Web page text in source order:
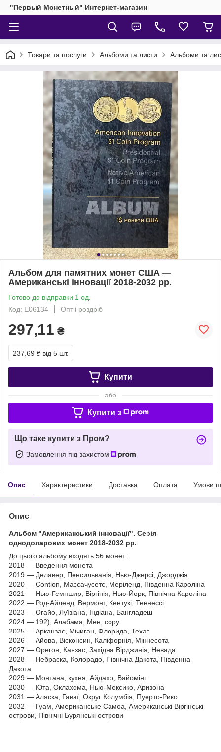
"Первый Монетный" Интернет-магазин
Товари та послуги Альбоми та листи Альбоми та
Альбом для памятних монет США —
Американські інновації 2018-2032 рр.
Готово до відправки 1 од.
Код: Е06134
Опт і роздріб
297,11 ₴
237,69 ₴ від 5 шт.
Купити
або
Купити з
Що таке купити з Пром?
Замовлення під захистом
Опис Характеристики Доставка Оплата Умови
Опис
Альбом "Американський інновації". Серія
однодоларових монет 2018-2032 рр.
До цього альбому входять 56 монет:
2018 — Введення монета
2019 — Делавер, Пенсильванія, Нью-Джерсі, Джорджія
2020 — Contion, Массачусетс, Меріленд, Південна Кароліна
2021 — Нью-Гемпшир, Віргінія, Нью-Йорк, Північна Кароліна
2022 — Род-Айленд, Вермонт, Кентукі, Теннессі
2023 — Огайо, Луїзіана, Індіана, Бангладеш
2024 — 192), Алабама, Мен, copy
2025 — Арканзас, Мічиган, Флорида, Техас
2026 — Айова, Вісконсин, Каліфорнія, Міннесота
2027 — Орегон, Канзас, Західна Вірджинія, Невада
2028 — Небраска, Колорадо, Північна Дакота, Південна
Дакота
2029 — Монтана, кухня, Айдахо, Вайомінг
2030 — Юта, Оклахома, Нью-Мексико, Аризона
2031 — Аляска, Гаваї, Округ Колумбія, Пуерто-Рико
2032 — Гуам, Американське Самоа, Американські Віргінські
острови, Північні Бурянські острови